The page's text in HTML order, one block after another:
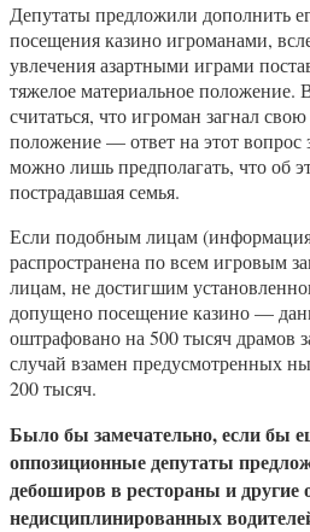
Депутаты предложили дополнить
посещения казино игроманами,
увлечения азартными играми
тяжелое материальное положение.
считаться, что игроман загнал
положение — ответ на этот вопрос
можно лишь предполагать, что об
пострадавшая семья.
Если подобным лицам
распространена по всем игровым
лицам, не достигшим
допущено посещение казино —
оштрафовано на 500 тысяч драмов
случай взамен предусмотренных
200 тысяч.
Было бы замечательно, если бы
оппозиционные депутаты
дебоширов в рестораны и другие
недисциплинированных